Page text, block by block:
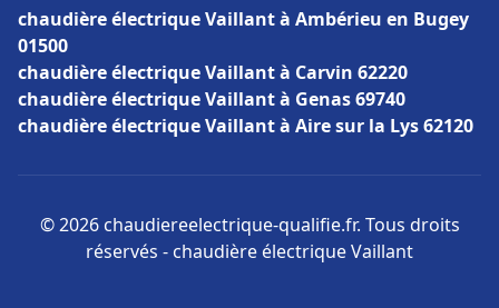
chaudière électrique Vaillant à Ambérieu en Bugey
01500
chaudière électrique Vaillant à Carvin 62220
chaudière électrique Vaillant à Genas 69740
chaudière électrique Vaillant à Aire sur la Lys 62120
© 2026 chaudiereelectrique-qualifie.fr. Tous droits
réservés - chaudière électrique Vaillant